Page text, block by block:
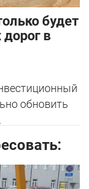
будет
в
обновить